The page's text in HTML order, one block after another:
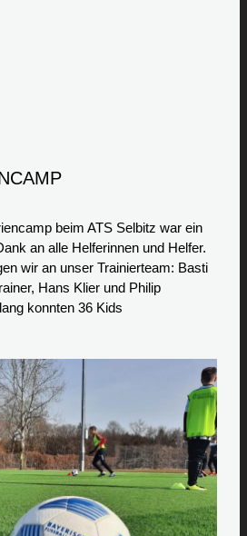
beim ATS Selbitz war ein
an alle Helferinnen und Helfer.
wir an unser Trainierteam: Basti
Hans Klier und Philip
konnten 36 Kids